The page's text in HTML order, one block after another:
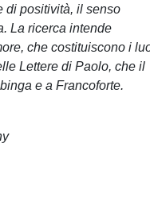
di positività, il senso
La ricerca intende
che costituiscono i
Lettere di Paolo, che il
e a Francoforte.